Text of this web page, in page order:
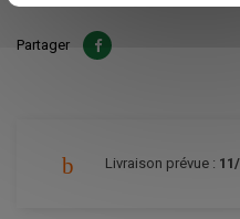
Partager
Livraison prévue :